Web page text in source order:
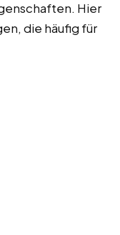
Hier
die häufig für